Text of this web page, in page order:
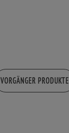
VORGÄNGER PRODUKTE